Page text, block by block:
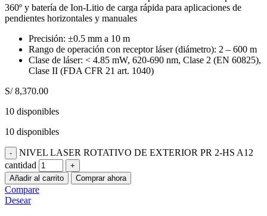
360º y batería de Ion-Litio de carga rápida para aplicaciones de
pendientes horizontales y manuales
Precisión: ±0.5 mm a 10 m
Rango de operación con receptor láser (diámetro): 2 – 600 m
Clase de láser: < 4.85 mW, 620-690 nm, Clase 2 (EN 60825),
Clase II (FDA CFR 21 art. 1040)
S/8,370.00
10 disponibles
10 disponibles
NIVEL LASER ROTATIVO DE EXTERIOR PR 2-HS A12
cantidad
Añadir al carrito Comprar ahora
Compare
Desear